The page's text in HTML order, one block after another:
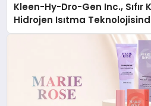
Kleen-Hy-Dro-Gen Inc., Sıfır
Hidrojen Isıtma
Düzenleyici Onaylarını Aldı